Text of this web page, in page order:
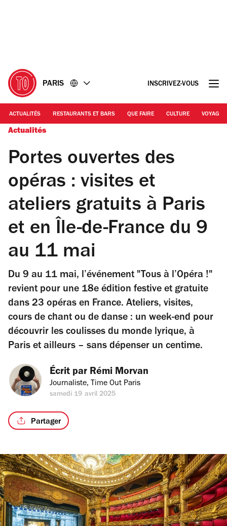
PARIS INSCRIVEZ-VOUS
ACTUALITÉS RESTAURANTS ET BARS QUE FAIRE CULTURE VOYAGE
Actualités
Portes ouvertes des
opéras : visites et
ateliers gratuits à Paris
et en Île-de-France du 9
au 11 mai
Du 9 au 11 mai, l’événement "Tous à l’Opéra !"
revient pour une 18e édition festive et gratuite
dans 23 opéras en France. Ateliers, visites,
cours de chant ou de danse : un week-end pour
découvrir les coulisses du monde lyrique, à
Paris et ailleurs – sans dépenser un centime.
Écrit par Rémi Morvan
Journaliste, Time Out Paris
samedi 19 avril 2025
Partager